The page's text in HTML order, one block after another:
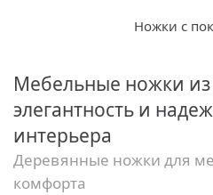
Ножки с
Мебельные ножки из
элегантность и
интерьера
Деревянные ножки для
комфорта